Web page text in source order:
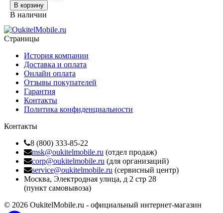
В корзину
В наличии
Страницы
История компании
Доставка и оплата
Онлайн оплата
Отзывы покупателей
Гарантия
Контакты
Политика конфиденциальности
Контакты
8 (800) 333-85-22
msk@oukitelmobile.ru (отдел продаж)
corp@oukitelmobile.ru (для организаций)
service@oukitelmobile.ru (сервисный центр)
Москва, Электродная улица, д 2 стр 28
(пункт самовывоза)
© 2026 OukitelMobile.ru - официальный интернет-магазин